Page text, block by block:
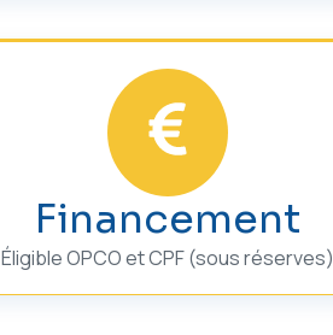
Financement
Éligible OPCO et CPF (sous réserves)